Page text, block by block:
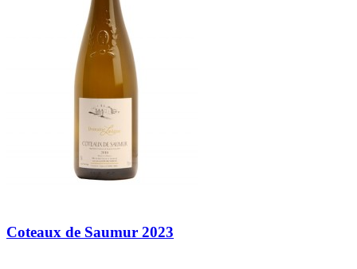
Coteaux de Saumur 2023